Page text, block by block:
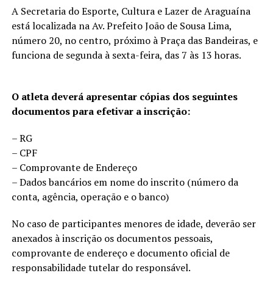
A Secretaria do Esporte, Cultura e Lazer de Araguaína
está localizada na Av. Prefeito João de Sousa Lima,
número 20, no centro, próximo à Praça das Bandeiras, e
funciona de segunda à sexta-feira, das 7 às 13 horas.
O atleta deverá apresentar cópias dos seguintes
documentos para efetivar a inscrição:
– RG
– CPF
– Comprovante de Endereço
– Dados bancários em nome do inscrito (número da
conta, agência, operação e o banco)
No caso de participantes menores de idade, deverão ser
anexados à inscrição os documentos pessoais,
comprovante de endereço e documento oficial de
responsabilidade tutelar do responsável.